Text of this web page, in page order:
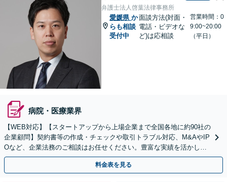
弁護士法人啓葉法律事務所
愛媛県 か
らも相談
受付中
面談方法(対面・
電話・ビデオな
ど)は応相談
営業時間：0
9:00~20:00
（平日）
病院・医療業界
【WEB対応】【スタートアップから上場企業まで全国各地に約90社の
企業顧問】契約書等の作成・チェックや取引トラブル対応、M&AやIP
Oなど、企業法務のご相談はお任せください。豊富な実績を活かし的
確に対応を進めてまいります。
料金表を見る